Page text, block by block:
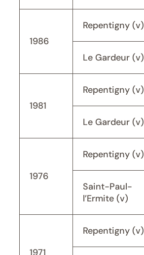
1986
Repentigny (v)
Le Gardeur (v)
1981
Repentigny (v)
Le Gardeur (v)
1976
Repentigny (v)
Saint-Paul-
l’Ermite (v)
Repentigny (v)